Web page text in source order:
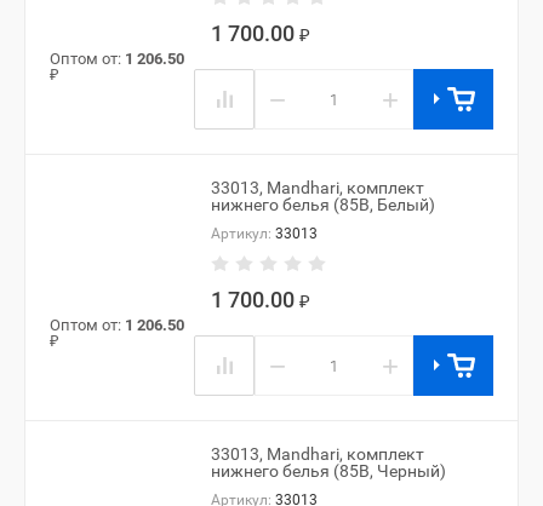
1 700.00 ₽
Оптом от: 1 206.50
₽
− +
33013, Mandhari, комплект
нижнего белья (85B, Белый)
Артикул: 33013
1 700.00 ₽
Оптом от: 1 206.50
₽
− +
33013, Mandhari, комплект
нижнего белья (85B, Черный)
Артикул: 33013